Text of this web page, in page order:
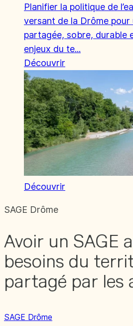
Planifier la politique de
versant de la Drôme pour
partagée, sobre, durable
enjeux du te...
Découvrir
Découvrir
SAGE Drôme
Avoir un SAGE
besoins du
partagé par les
SAGE Drôme